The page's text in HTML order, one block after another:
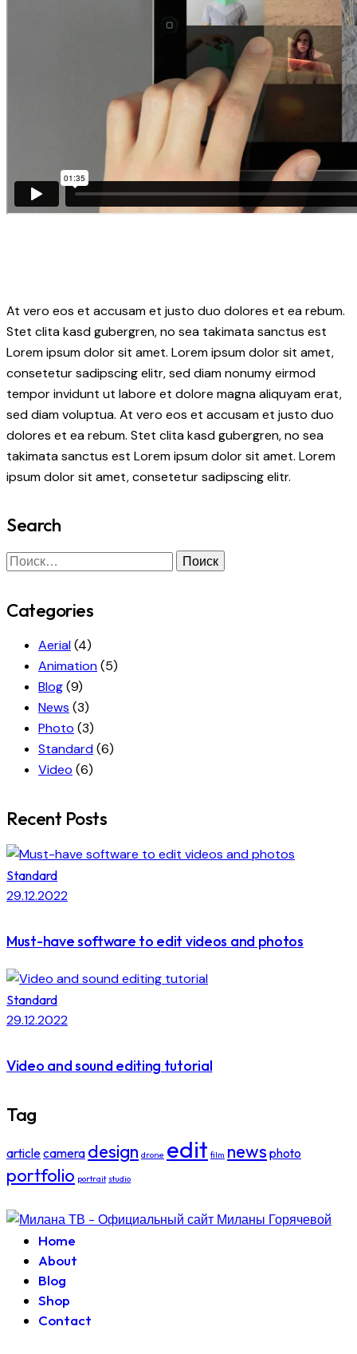
At vero eos et accusam et justo duo dolores et ea rebum.
Stet clita kasd gubergren, no sea takimata sanctus est
Lorem ipsum dolor sit amet. Lorem ipsum dolor sit amet,
consetetur sadipscing elitr, sed diam nonumy eirmod
tempor invidunt ut labore et dolore magna aliquyam erat,
sed diam voluptua. At vero eos et accusam et justo duo
dolores et ea rebum. Stet clita kasd gubergren, no sea
takimata sanctus est Lorem ipsum dolor sit amet. Lorem
ipsum dolor sit amet, consetetur sadipscing elitr.
Search
Найти:
Categories
Aerial(4)
Animation(5)
Blog(9)
News (3)
Photo (3)
Standard(6)
Video (6)
Recent Posts
Standard
29.12.2022
Must-have software to edit videos and photos
Standard
29.12.2022
Video and sound editing tutorial
Tag
articlecamera design drone edit film news photo
portfolio portrait studio
Home
About
Blog
Shop
Contact